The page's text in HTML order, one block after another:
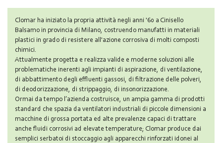
Clomar ha iniziato la propria attività negli anni '60 a Cinisello
Balsamo in provincia di Milano, costruendo manufatti in materiali
plastici in grado di resistere all'azione corrosiva di molti composti
chimici.
Attualmente progetta e realizza valide e moderne soluzioni alle
problematiche inerenti agli impianti di aspirazione, di ventilazione,
di abbattimento degli effluenti gassosi, di filtrazione delle polveri,
di deodorizzazione, di strippaggio, di insonorizzazione.
Ormai da tempo l’azienda costruisce, un ampia gamma di prodotti
standard che spazia da ventilatori industriali di piccole dimensioni a
macchine di grossa portata ed alte prevalenze capaci di trattare
anche fluidi corrosivi ad elevate temperature; Clomar produce dai
semplici serbatoi di stoccaggio agli apparecchi rinforzati idonei al